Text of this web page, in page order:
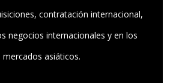
contratación internacional,
negocios internacionales y en los
mercados asiáticos.